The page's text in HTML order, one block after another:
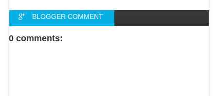
BLOGGER COMMENT
FACEBOOK COMMENT
0 comments: